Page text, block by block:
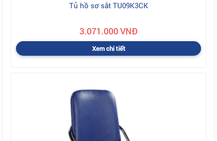
Tủ hồ sơ sắt TU09K3CK
3.071.000 VNĐ
Xem chi tiết